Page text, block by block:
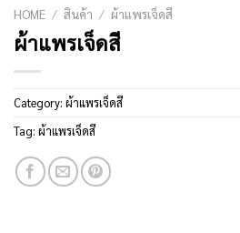
HOME / สินค้า / ผ้าแพรเจ็ดสี
ผ้าแพรเจ็ดสี
Category: ผ้าแพรเจ็ดสี
Tag: ผ้าแพรเจ็ดสี